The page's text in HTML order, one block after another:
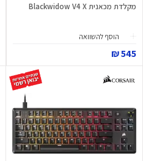
מקלדת מכאנית Blackwidow V4 X
הוסף להשוואה
545 ₪